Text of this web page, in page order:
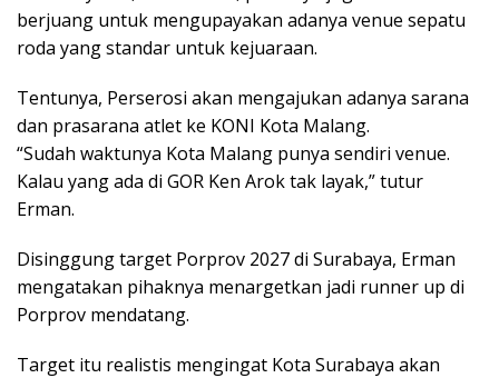
berjuang untuk mengupayakan adanya venue sepatu
roda yang standar untuk kejuaraan.
Tentunya, Perserosi akan mengajukan adanya sarana
dan prasarana atlet ke KONI Kota Malang.
“Sudah waktunya Kota Malang punya sendiri venue.
Kalau yang ada di GOR Ken Arok tak layak,” tutur
Erman.
Disinggung target Porprov 2027 di Surabaya, Erman
mengatakan pihaknya menargetkan jadi runner up di
Porprov mendatang.
Target itu realistis mengingat Kota Surabaya akan